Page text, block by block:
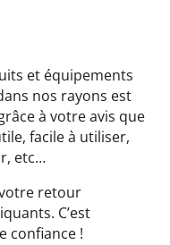
et équipements
nos rayons est
à votre avis que
facile à utiliser,
etc…
retour
C’est
confiance !